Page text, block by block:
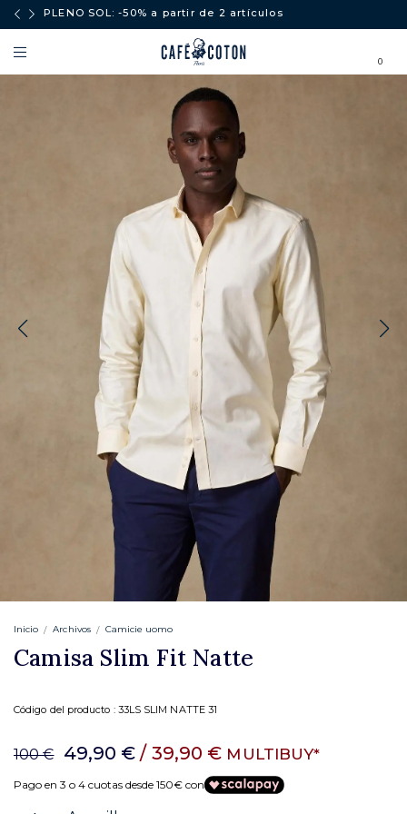
a PLENO SOL: -50% a partir de 2 artículos
0
Inicio Archivos Camicie uomo
Camisa Slim Fit Natte
Código del producto : 33LS SLIM NATTE 31
100 € 49,90 € / 39,90 € MULTIBUY*
Pago en 3 o 4 cuotas desde 150€ con